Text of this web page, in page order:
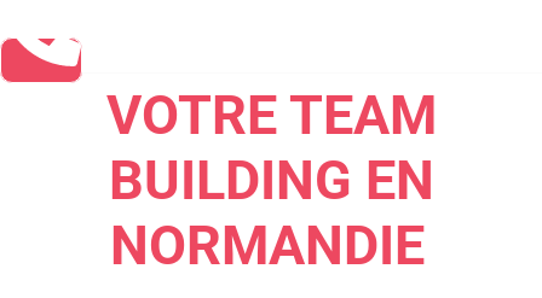
VOTRE TEAM
BUILDING EN
NORMANDIE